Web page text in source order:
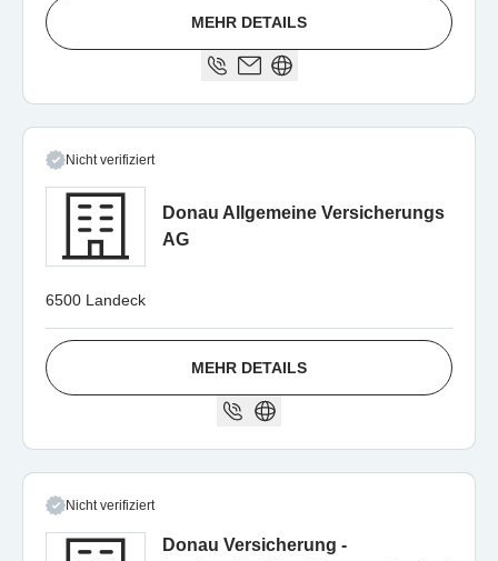
MEHR DETAILS
Nicht verifiziert
Donau Allgemeine Versicherungs
AG
6500 Landeck
MEHR DETAILS
Nicht verifiziert
Donau Versicherung -